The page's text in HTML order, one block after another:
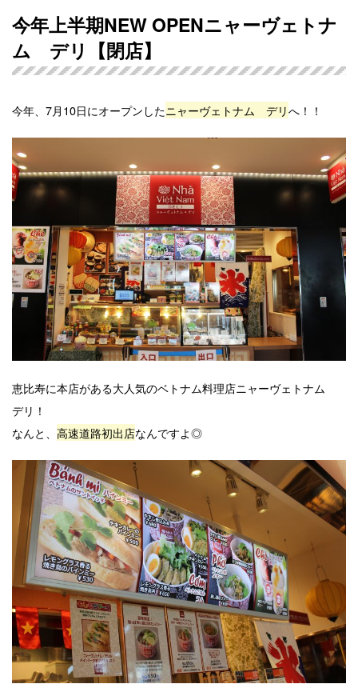
今年上半期NEW OPENニャーヴェトナ
ム デリ【閉店】
今年、7月10日にオープンしたニャーヴェトナム デリへ！！
恵比寿に本店がある大人気のベトナム料理店ニャーヴェトナム
デリ！
なんと、 高速道路初出店なんですよ◎